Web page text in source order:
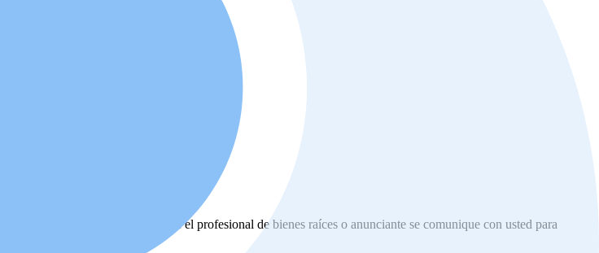
. Además, usted está de acuerdo que el profesional de bienes raíces o anunciante se comunique con usted para